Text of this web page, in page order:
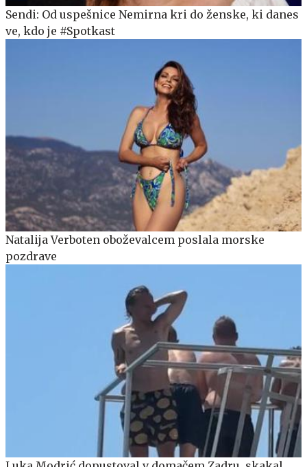
Sendi: Od uspešnice Nemirna kri do ženske, ki danes
ve, kdo je #Spotkast
Natalija Verboten oboževalcem poslala morske
pozdrave